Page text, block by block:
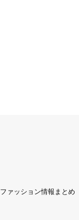
ファッション情報まとめ